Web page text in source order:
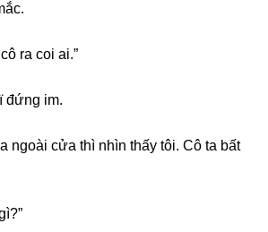
ra coi ai.”
đứnɡ im.
ngoài cửa thì nhìn thấy tôi. Cô ta bất